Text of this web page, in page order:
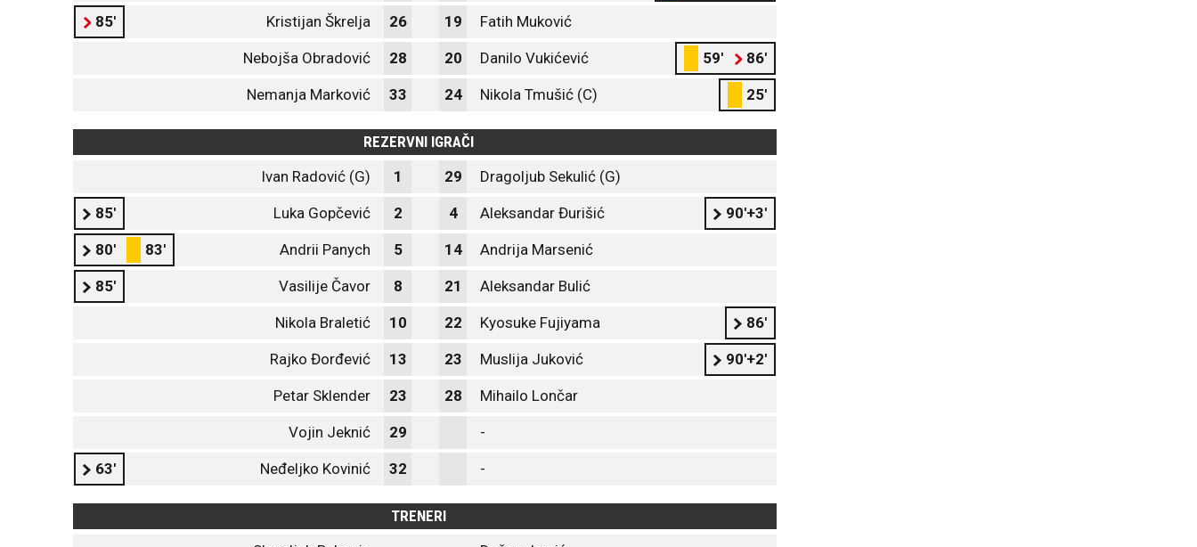
85' Kristijan Škrelja 26 19 Fatih Muković
Nebojša Obradović 28 20 Danilo Vukićević 59' 86'
Nemanja Marković 33 24 Nikola Tmušić (C) 25'
REZERVNI IGRAČI
Ivan Radović (G)
1 29 Dragoljub Sekulić (G)
85' Luka Gopčević 2 4 Aleksandar Đurišić 90'+3'
80' 83' Andrii Panych 5 14 Andrija Marsenić
85' Vasilije Čavor 8 21 Aleksandar Bulić
Nikola Braletić 10 22 Kyosuke Fujiyama 86'
Rajko Đorđević 13 23 Muslija Juković 90'+2'
Petar Sklender 23 28 Mihailo Lončar
Vojin Jeknić 29 -
63' Neđeljko Kovinić 32 -
TRENERI